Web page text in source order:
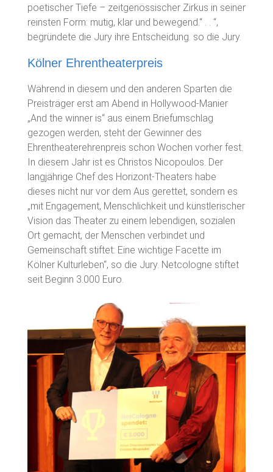
poetischer Tiefe – zeitgenössischer Zirkus in seiner
reinsten Form: mutig, klar und bewegend.“ . . “,
begründete die Jury ihre Entscheidung. so die Jury.
Kölner Ehrentheaterpreis
Während in diesem und den anderen Sparten die
Preisträger erst am Abend in Hollywood-Manier
„And the winner is“ aus einem Briefumschlag
gezogen werden, steht der Gewinner des
Ehrentheaterehrenpreis schon Wochen vorher fest.
In diesem Jahr ist es Christos Nicopoulos. Der
langjährige Chef des Horizont-Theaters habe
dieses nicht nur vor dem Aus gerettet, sondern es
„mit Engagement, Menschlichkeit und künstlerischer
Vision das Theater zu einem lebendigen, sozialen
Ort gemacht, der Menschen verbindet und
Gemeinschaft stiftet: Eine wichtige Facette im
Kölner Kulturleben“, so die Jury. Netcologne stiftet
seit Beginn 3.000 Euro.